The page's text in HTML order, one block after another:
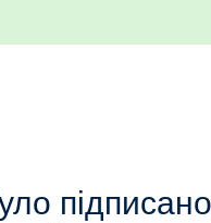
підписано